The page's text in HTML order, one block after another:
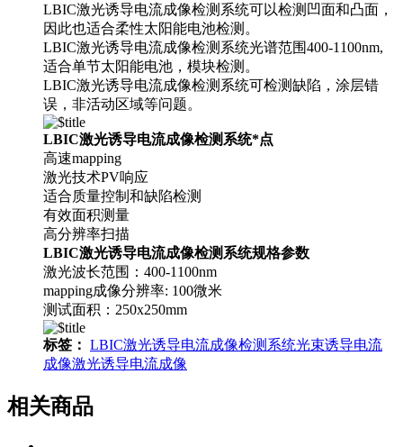
LBIC激光诱导电流成像检测系统可以检测凹面和凸面，
因此也适合柔性太阳能电池检测。
LBIC激光诱导电流成像检测系统光谱范围400-1100nm,
适合单节太阳能电池，模块检测。
LBIC激光诱导电流成像检测系统可检测缺陷，涂层错
误，非活动区域等问题。
LBIC激光诱导电流成像检测系统*点
高速mapping
激光技术PV响应
适合质量控制和缺陷检测
有效面积测量
高分辨率扫描
LBIC激光诱导电流成像检测系统规格参数
激光波长范围：400-1100nm
mapping成像分辨率: 100微米
测试面积：250x250mm
标签： LBIC激光诱导电流成像检测系统光束诱导电流
成像激光诱导电流成像
相关商品